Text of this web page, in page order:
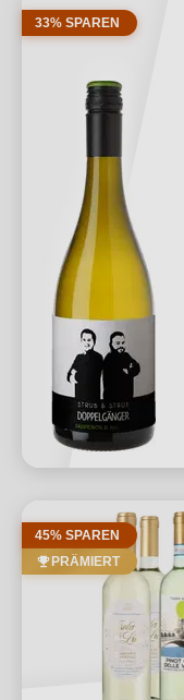
33% SPAREN
45% SPAREN
PRÄMIERT